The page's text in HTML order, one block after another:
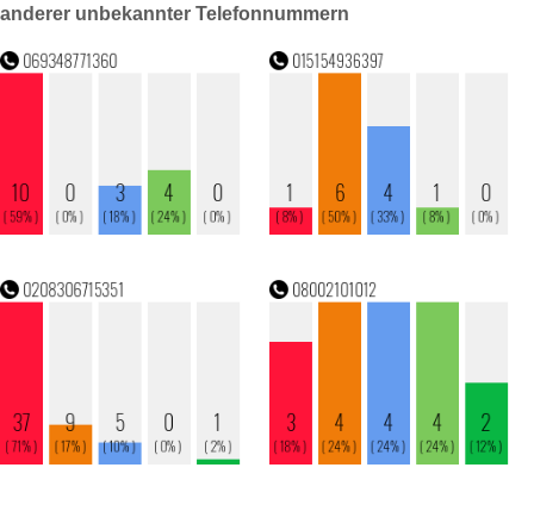
anderer unbekannter Telefonnummern